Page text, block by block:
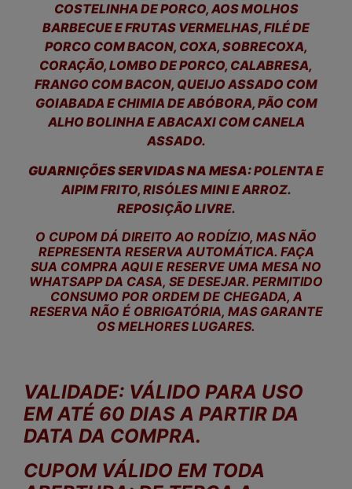
COSTELINHA DE PORCO, AOS MOLHOS
BARBECUE E FRUTAS VERMELHAS, FILÉ DE
PORCO COM BACON, COXA, SOBRECOXA,
CORAÇÃO, LOMBO DE PORCO, CALABRESA,
FRANGO COM BACON, QUEIJO ASSADO COM
GOIABADA E CHIMIA DE ABÓBORA, PÃO COM
ALHO BOLINHA E ABACAXI COM CANELA
ASSADO.
GUARNIÇÕES SERVIDAS NA MESA:POLENTA E
AIPIM FRITO, RISÓLES MINI E ARROZ.
REPOSIÇÃO LIVRE.
O CUPOM DÁ DIREITO AO RODÍZIO, MAS NÃO
REPRESENTA RESERVA AUTOMÁTICA. FAÇA
SUA COMPRA AQUI E RESERVE UMA MESA NO
WHATSAPP DA CASA, SE DESEJAR. PERMITIDO
CONSUMO POR ORDEM DE CHEGADA, A
RESERVA NÃO É OBRIGATÓRIA, MAS GARANTE
OS MELHORES LUGARES.
VALIDADE: VÁLIDO PARA USO
EM ATÉ 60 DIAS A PARTIR DA
DATA DA COMPRA.
CUPOM VÁLIDO EM TODA